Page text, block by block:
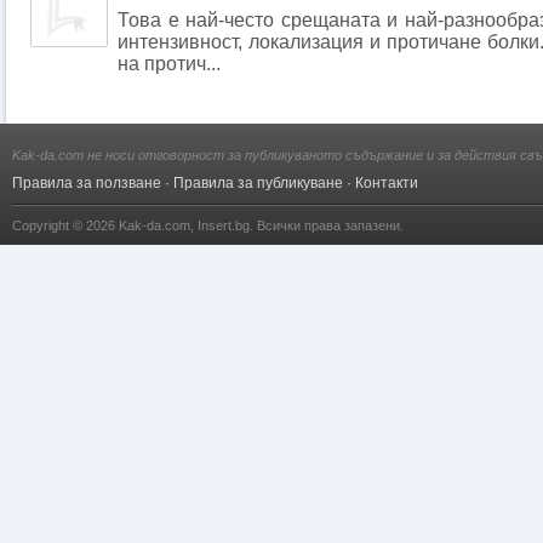
Това е най-често срещаната и най-
интензивност, локализация и протичане
на протич...
Kak-da.com не носи отговорност за публикуваното съдържание и за действия
Правила за ползване · Правила за публикуване · Контакти
Copyright © 2026 Kak-da.com Insert.bg . Всички права запазени.